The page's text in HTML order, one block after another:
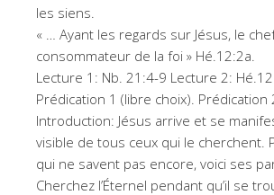
les siens.
« … Ayant les regards sur Jésus, le
consommateur de la foi » Hé.12:2a.
Lecture 1: Nb. 21:4-9 Lecture 2:
Prédication 1 (libre choix). Prédication
Introduction: Jésus arrive et se
visible de tous ceux qui le cherchent.
qui ne savent pas encore, voici ses
Cherchez l’Éternel pendant qu’il se